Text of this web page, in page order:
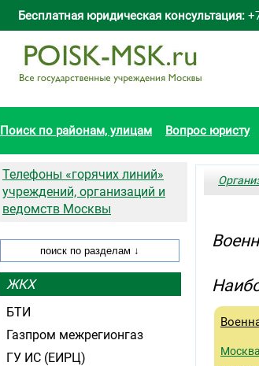
Бесплатная юридическая консультация:
Поиск по районам, улицам Вопрос юристу
Москва
Телефоны «горячих линий»
учреждений, организаций и
ведомств Москвы
ЖКХ
БТИ
Газпром межрегионгаз
ГУ ИС (ЕИРЦ)